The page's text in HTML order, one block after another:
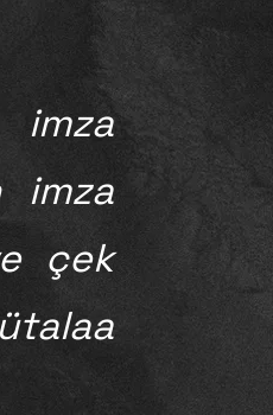
imza
çek